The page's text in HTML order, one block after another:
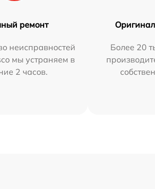
ремонт
неисправностей
мы устраняем в
2 часов.
Более 20